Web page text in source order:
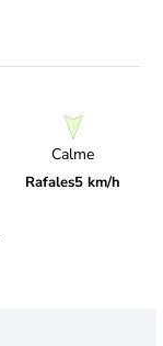
Calme
Rafales5 km/h